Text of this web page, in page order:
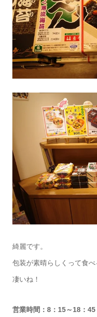
綺麗です。
包装が素晴らしくって食べ
凄いね！
営業時間：8：15～18：45